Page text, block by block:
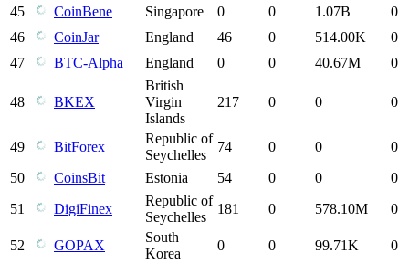
45
CoinBene Singapore 0 0 1.07B
0
46
CoinJar England 46 0 514.00K
0
47
BTC-Alpha England 0 0 40.67M 0
48 BKEX
British
Virgin
Islands
217 0 0 0
49 BitForex
Republic of
Seychelles
74 0 0
0
50
CoinsBit Estonia 54 0 0
0
51
DigiFinex
Republic of
Seychelles
181 0 578.10M 0
52 GOPAX
South
Korea
0 0 99.71K 0